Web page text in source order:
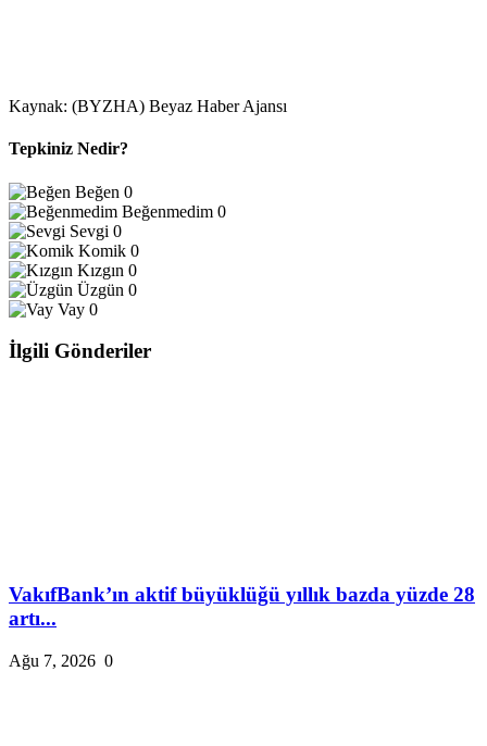
Kaynak: (BYZHA) Beyaz Haber Ajansı
Tepkiniz Nedir?
Beğen 0
Beğenmedim 0
Sevgi 0
Komik 0
Kızgın 0
Üzgün 0
Vay 0
İlgili Gönderiler
VakıfBank’ın aktif büyüklüğü yıllık bazda yüzde 28
artı...
Ağu 7, 2026 0